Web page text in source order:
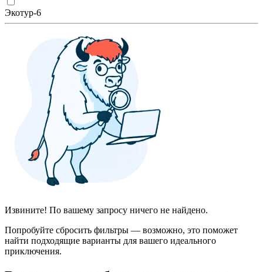
Экотур-6
Извините! По вашему запросу ничего не найдено.
Попробуйте сбросить фильтры — возможно, это поможет
найти подходящие варианты для вашего идеального
приключения.